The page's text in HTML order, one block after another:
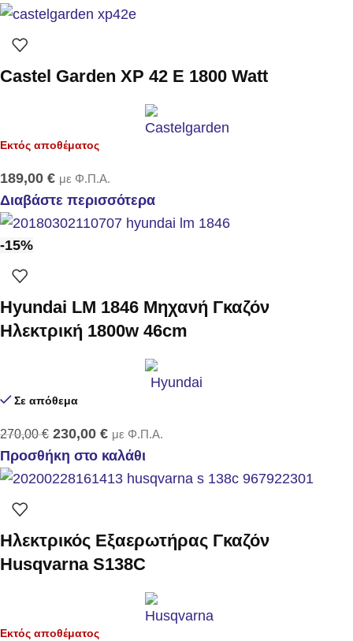
Castel Garden XP 42 E 1800 Watt
Εκτός αποθέματος
189,00 € με Φ.Π.Α.
Διαβάστε περισσότερα
-15%
Hyundai LM 1846 Μηχανή Γκαζόν
Ηλεκτρική 1800w 46cm
Σε απόθεμα
270,00€ 230,00 € με Φ.Π.Α.
Προσθήκη στο καλάθι
Ηλεκτρικός Εξαερωτήρας Γκαζόν
Husqvarna S138C
Εκτός αποθέματος